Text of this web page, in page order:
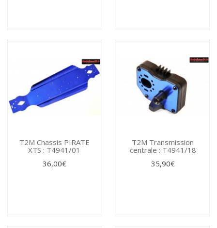
T2M Chassis PIRATE
XTS : T4941/01
36,00€
T2M Transmission
centrale : T4941/18
35,90€